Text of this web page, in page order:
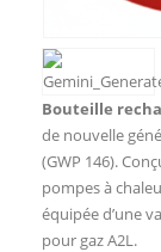
Bouteille
de nouvelle
(GWP 146).
pompes à
équipée d’une
pour gaz A2L.